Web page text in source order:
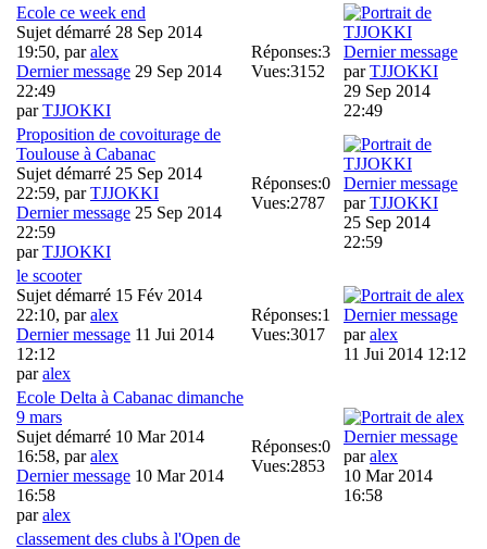
Ecole ce week end
Sujet démarré 28 Sep 2014
19:50, paralex
Dernier message 29 Sep 2014
22:49
parTJJOKKI
Réponses:3
Vues:3152
Dernier message
parTJJOKKI
29 Sep 2014
22:49
Proposition de covoiturage de
Toulouse à Cabanac
Sujet démarré 25 Sep 2014
22:59, parTJJOKKI
Dernier message 25 Sep 2014
22:59
parTJJOKKI
Réponses:0
Vues:2787
Dernier message
parTJJOKKI
25 Sep 2014
22:59
le scooter
Sujet démarré 15 Fév 2014
22:10, paralex
Dernier message 11 Jui 2014
12:12
paralex
Réponses:1
Vues:3017
Dernier message
paralex
11 Jui 2014 12:12
Ecole Delta à Cabanac dimanche
9 mars
Sujet démarré 10 Mar 2014
16:58, paralex
Dernier message 10 Mar 2014
16:58
paralex
Réponses:0
Vues:2853
Dernier message
paralex
10 Mar 2014
16:58
classement des clubs à l'Open de